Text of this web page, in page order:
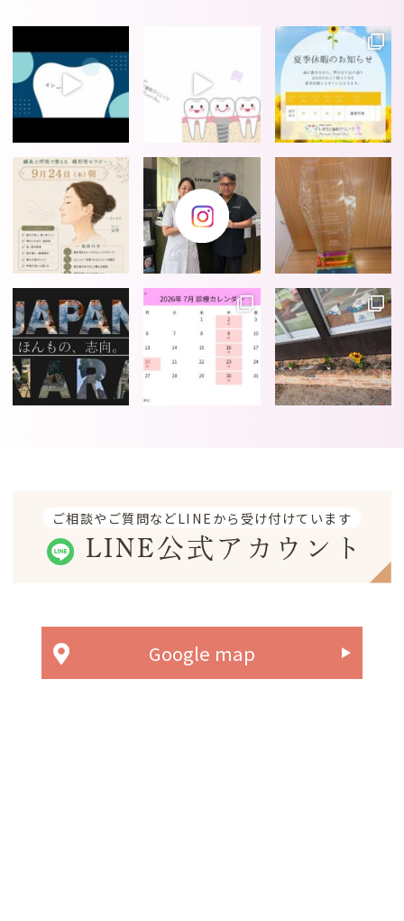
ご相談やご質問などLINEから受け付けています
LINE公式アカウント
Google map